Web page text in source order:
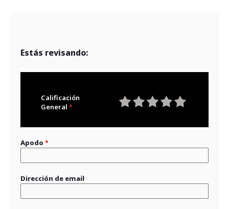
Estás revisando:
Calificación
General
Apodo
Dirección de email